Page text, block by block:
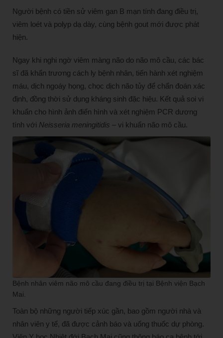
Người bệnh có tiền sử viêm gan B mạn tính đang điều trị,
viêm loét và polyp dạ dày, cùng bệnh gout mới được phát
hiện.
Ngay khi nghi ngờ viêm màng não do não mô cầu, các bác
sĩ đã khẩn trương cách ly bệnh nhân, tiến hành xét nghiệm
máu, dịch ngoáy họng, chọc dịch não tủy để chẩn đoán xác
định, đồng thời sử dụng kháng sinh đặc hiệu. Kết quả soi vi
khuẩn cho hình ảnh điển hình và xét nghiệm PCR dương
tính với Neisseria meningitidis – vi khuẩn não mô cầu.
Bệnh nhân viêm não mô cầu đang điều trị tại Bệnh viện Bạch
Mai.
Toàn bộ những người tiếp xúc gần, bao gồm người nhà và
nhân viên y tế, đã được cảnh báo và uống thuốc dự phòng.